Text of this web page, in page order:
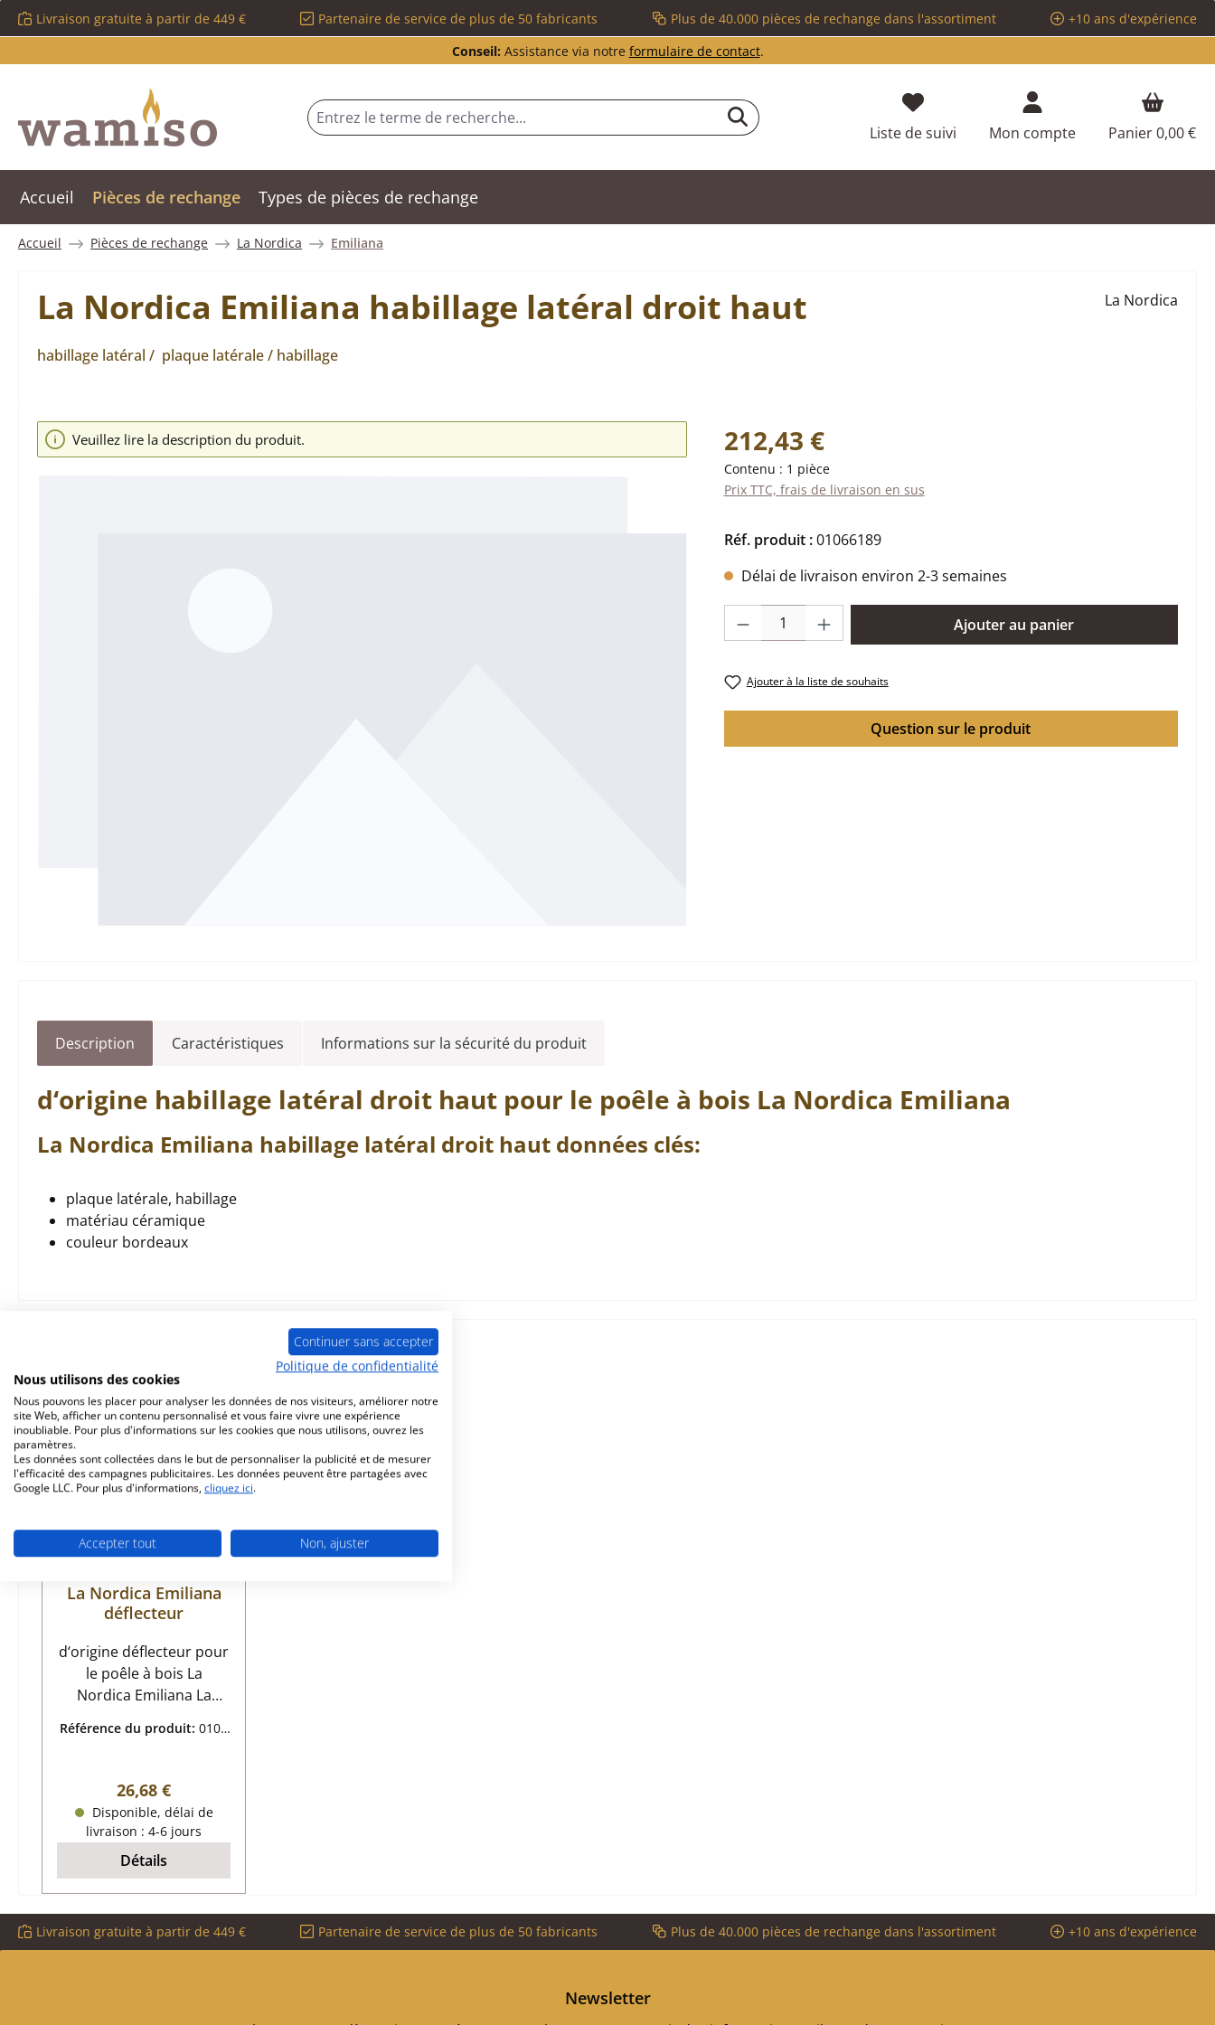
au contenu principal
Passer à la recherche
Passer à la navigation principale
Livraison gratuite à partir de 449 € Partenaire de service de plus de 50 fabricants Plus de 40.000 pièces de rechange dans l'assortiment
+10 ans d'expérience
Conseil: Assistance via notre formulaire de contact.
Liste de suivi Vous avez 0 articles dans votre liste
Mon compte Panier0,00 €
Accueil Pièces de rechange Types de pièces de rechange
Accueil Pièces de rechange La Nordica Emiliana
La Nordica Emiliana habillage latéral droit haut
habillage latéral / plaque latérale / habillage
La Nordica
Ignorer la galerie d'images
Veuillez lire la description du produit. Prix régulier :
212,43 €
Contenu : 1 pièce
Prix TTC, frais de livraison en sus
Réf. produit :01066189
Délai de livraison environ 2-3 semaines
Quantité de produit : Entrez la quantité souhaitée ou utilisez les boutons pour
Ajouter au panier
Ajouter à la liste de souhaits
Question sur le produit
Description Caractéristiques Informations sur la sécurité du produit
d‘origine habillage latéral droit haut pour le poêle à bois La Nordica Emiliana
La Nordica Emiliana habillage latéral droit haut données clés:
plaque latérale, habillage
matériau céramique
couleur bordeaux
Ignorer la galerie de produits
La Nordica Emiliana
déflecteur
d‘origine déflecteur pour
le poêle à bois La
Nordica Emiliana La
déflecteur données clés:
dimensions (la/lo/ha) 270
mm x 220 mm x 8 mm
matériau acier
inoxydable
Référence du produit:0106
Prix régulier :
26,68 €
Disponible, délai de
livraison : 4-6 jours
Détails
Livraison gratuite à partir de 449 € Partenaire de service de plus de 50 fabricants Plus de 40.000 pièces de rechange dans l'assortiment +10 ans d'expérience
Newsletter
Continuer sans accepter
Politique de confidentialité
Nous utilisons des cookies
Nous pouvons les placer pour analyser les données de nos visiteurs, améliorer notre
site Web, afficher un contenu personnalisé et vous faire vivre une expérience
inoubliable. Pour plus d'informations sur les cookies que nous utilisons, ouvrez les
paramètres.
Les données sont collectées dans le but de personnaliser la publicité et de mesurer
l'efficacité des campagnes publicitaires. Les données peuvent être partagées avec
Google LLC. Pour plus d'informations, cliquez ici.
Accepter tout Non, ajuster